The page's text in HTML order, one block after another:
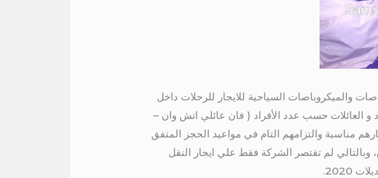
السياحية للايجار للرحلات داخل
العائلات حسب عدد الأفراد ( فان عائلي اتش وان –
ميني باص 33 – اتوبيس 50 )، وما يميزهم هي اسعارهم مناسبة والتزامهم التام في مواعيد الحجز المتفق
وبالتالي لم تقتصر الشركة فقط علي ايجار النقل